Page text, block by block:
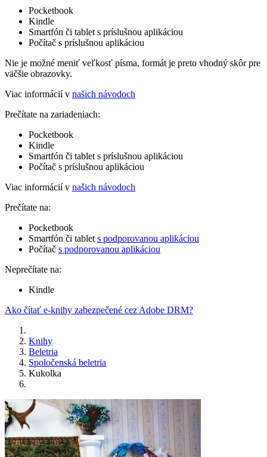
Pocketbook
Kindle
Smartfón či tablet s príslušnou aplikáciou
Počítač s príslušnou aplikáciou
Nie je možné meniť veľkosť písma, formát je preto vhodný skôr pre
väčšie obrazovky.
Viac informácií v našich návodoch
Prečítate na zariadeniach:
Pocketbook
Kindle
Smartfón či tablet s príslušnou aplikáciou
Počítač s príslušnou aplikáciou
Viac informácií v našich návodoch
Prečítate na:
Pocketbook
Smartfón či tablet s podporovanou aplikáciou
Počítač s podporovanou aplikáciou
Neprečítate na:
Kindle
Ako čítať e-knihy zabezpečené cez Adobe DRM?
Knihy
Beletria
Spoločenská beletria
Kukolka